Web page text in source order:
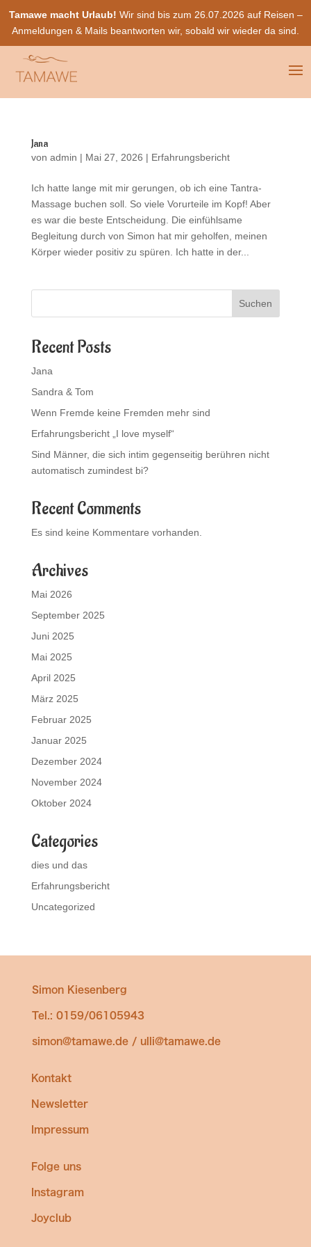
Tamawe macht Urlaub! Wir sind bis zum 26.07.2026 auf Reisen –
Anmeldungen & Mails beantworten wir, sobald wir wieder da sind.
Jana
von admin | Mai 27, 2026 | Erfahrungsbericht
Ich hatte lange mit mir gerungen, ob ich eine Tantra-
Massage buchen soll. So viele Vorurteile im Kopf! Aber
es war die beste Entscheidung. Die einfühlsame
Begleitung durch von Simon hat mir geholfen, meinen
Körper wieder positiv zu spüren. Ich hatte in der...
Suchen
Recent Posts
Jana
Sandra & Tom
Wenn Fremde keine Fremden mehr sind
Erfahrungsbericht „I love myself“
Sind Männer, die sich intim gegenseitig berühren nicht
automatisch zumindest bi?
Recent Comments
Es sind keine Kommentare vorhanden.
Archives
Mai 2026
September 2025
Juni 2025
Mai 2025
April 2025
März 2025
Februar 2025
Januar 2025
Dezember 2024
November 2024
Oktober 2024
Categories
dies und das
Erfahrungsbericht
Uncategorized
Simon Kiesenberg
Tel.: 0159/06105943
simon@tamawe.de / ulli@tamawe.de
Kontakt
Newsletter
Impressum
Folge uns
Instagram
Joyclub